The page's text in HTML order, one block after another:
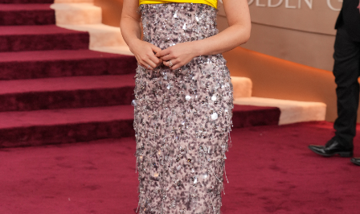
Kate Hudson en los Globos de OroıFoto: Reuters
Leighton Meester